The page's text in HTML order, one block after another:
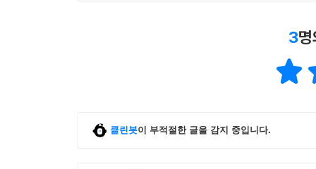
3
클린봇이 부적절한 글을 감지 중입니다.